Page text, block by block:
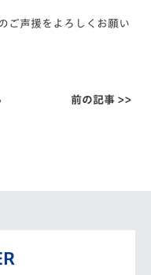
ご声援をよろしくお願い
前の記事 >>